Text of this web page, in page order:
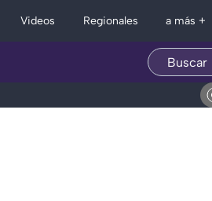
Videos Regionales a más +